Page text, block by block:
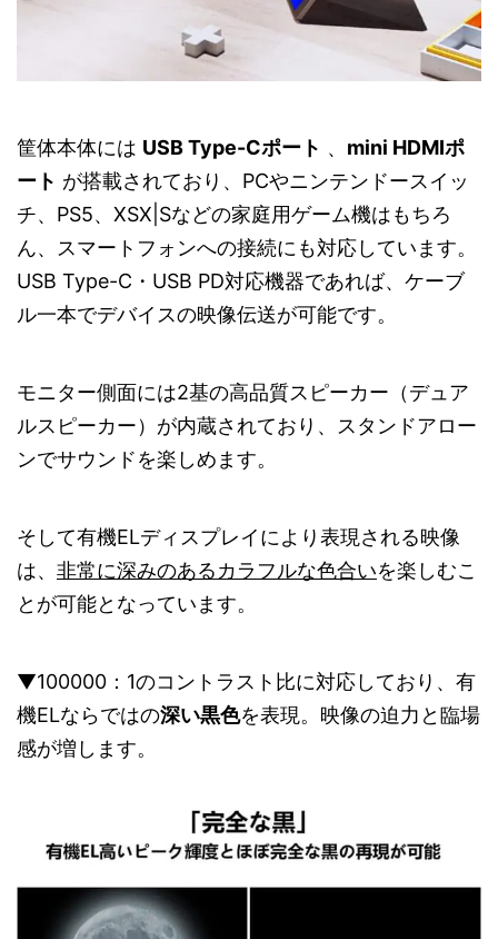
筐体本体には USB Type-Cポート 、 mini HDMIポ
ート が搭載されており、PCやニンテンドースイッ
チ、PS5、XSX|Sなどの家庭用ゲーム機はもちろ
ん、スマートフォンへの接続にも対応しています。
USB Type-C・USB PD対応機器であれば、ケーブ
ル一本でデバイスの映像伝送が可能です。
モニター側面には2基の高品質スピーカー（デュア
ルスピーカー）が内蔵されており、スタンドアロー
ンでサウンドを楽しめます。
そして有機ELディスプレイにより表現される映像
は、 非常に深みのあるカラフルな色合いを楽しむこ
とが可能となっています。
▼100000：1のコントラスト比に対応しており、有
機ELならではの深い黒色を表現。映像の迫力と臨場
感が増します。